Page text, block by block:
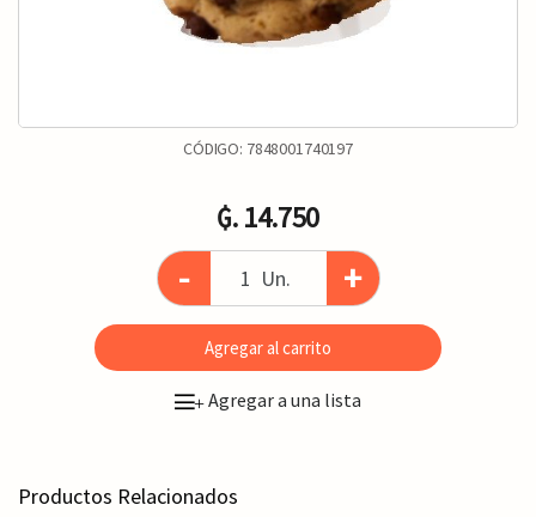
CÓDIGO: 7848001740197
₲. 14.750
- Un. +
Agregar al carrito
+Agregar a una lista
Productos Relacionados